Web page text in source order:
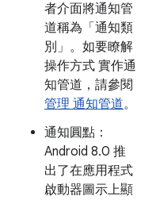
者介面將通知管
道稱為「通知類
別」 。如要瞭解
操作方式 實作通
知管道，請參閱
管理 通知管道。
通知圓點：
Android 8.0 推
出了在應用程式
啟動器圖示上顯